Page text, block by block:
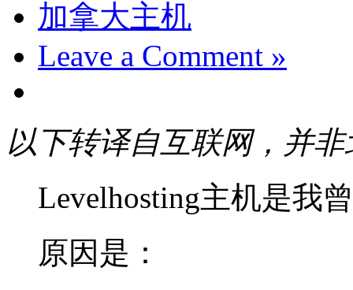
加拿大主机
Leave a Comment »
以下转译自互联网，并
Levelhosting主机是我
原因是：